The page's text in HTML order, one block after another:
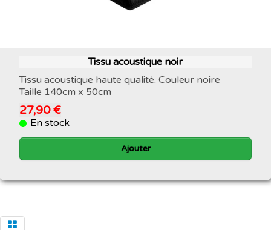
Tissu acoustique noir
Tissu acoustique haute qualité. Couleur noire
Taille 140cm x 50cm
27,90 €
En stock
Ajouter